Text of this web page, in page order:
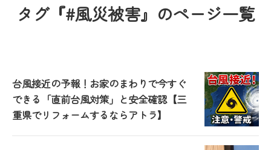
タグ『#風災被害』のページ一覧
台風接近の予報！お家のまわりで今すぐ
できる「直前台風対策」と安全確認【三
重県でリフォームするならアトラ】